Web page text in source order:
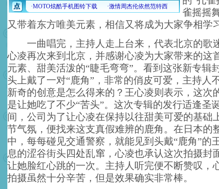
雀摇摇
又带着东方唯美元素，相信又将成为大家争相学
一曲唱完，主持人走上台来，代表北京的歌
心凌再次来到北京，并感谢心凌为大家带来的这
元素、甜美活泼的“睫毛弯弯”。看到这张新专辑
头上戴了一对“鹿角”，非常的俏皮可爱，主持人
新奇的创意是怎么得来的？王心凌则表示，这次
是让她吃了不少“苦头”。这次专辑的发行适逢圣
间，公司为了让心凌在保持以往甜美可爱的基础
节气氛，便找来这支真假难辨的鹿角。在日本的
中，每每碰见交通警察，就能见到头戴“鹿角”的
息的涩谷街头四处乱窜，心凌也承认这次拍摄封
让她脸红心跳的一次。主持人听完便不断赞叹，
拍摄虽然十分辛苦，但是效果确实非常棒。